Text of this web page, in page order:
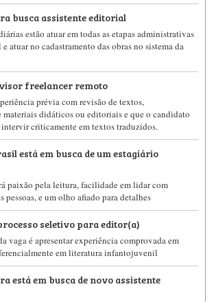
busca assistente editorial
estão atuar em todas as etapas administrativas
atuar no cadastramento das obras no sistema da
freelancer remoto
prévia com revisão de textos,
materiais didáticos ou editoriais e que o candidato
criticamente em textos traduzidos.
está em busca de um estagiário
paixão pela leitura, facilidade em lidar com
pessoas, e um olho afiado para detalhes
seletivo para editor(a)
vaga é apresentar experiência comprovada em
em literatura infantojuvenil
está em busca de novo assistente